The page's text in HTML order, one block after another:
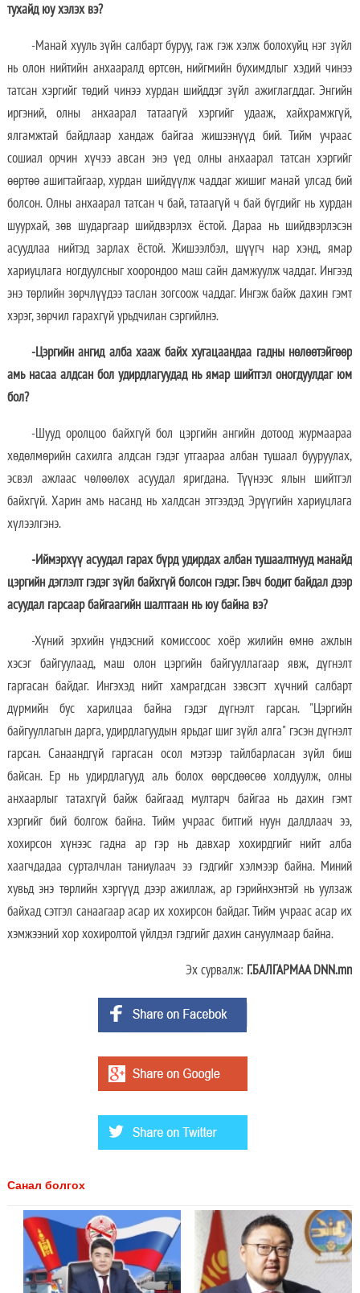
тухайд юу хэлэх вэ?
-Манай хууль зүйн салбарт буруу, гаж гэж хэлж болохуйц нэг зүйл
нь олон нийтийн анхааралд өртсөн, нийгмийн бухимдлыг хэдий чинээ
татсан хэргийг төдий чинээ хурдан шийддэг зүйл ажиглагддаг. Энгийн
иргэний, олны анхаарал татаагүй хэргийг удааж, хайхрамжгүй,
ялгамжтай байдлаар хандаж байгаа жишээнүүд бий. Тийм учраас
сошиал орчин хүчээ авсан энэ үед олны анхаарал татсан хэргийг
өөртөө ашигтайгаар, хурдан шийдүүлж чаддаг жишиг манай улсад бий
болсон. Олны анхаарал татсан ч бай, татаагүй ч бай бүгдийг нь хурдан
шуурхай, зөв шударгаар шийдвэрлэх ёстой. Дараа нь шийдвэрлэсэн
асуудлаа нийтэд зарлах ёстой. Жишээлбэл, шүүгч нар хэнд, ямар
хариуцлага ногдуулсныг хоорондоо маш сайн дамжуулж чаддаг. Ингээд
энэ төрлийн зөрчлүүдээ таслан зогсоож чаддаг. Ингэж байж дахин гэмт
хэрэг, зөрчил гарахгүй урьдчилан сэргийлнэ.
-Цэргийн ангид алба хааж байх хугацаандаа гадны нөлөөтэйгөөр
амь насаа алдсан бол удирдлагуудад нь ямар шийтгэл оногдуулдаг юм
бол?
-Шууд оролцоо байхгүй бол цэргийн ангийн дотоод журмаараа
хөдөлмөрийн сахилга алдсан гэдэг утгаараа албан тушаал бууруулах,
эсвэл ажлаас чөлөөлөх асуудал яригдана. Түүнээс ялын шийтгэл
байхгүй. Харин амь насанд нь халдсан этгээдэд Эрүүгийн хариуцлага
хүлээлгэнэ.
-Иймэрхүү асуудал гарах бүрд удирдах албан тушаалтнууд манайд
цэргийн дэглэлт гэдэг зүйл байхгүй болсон гэдэг. Гэвч бодит байдал дээр
асуудал гарсаар байгаагийн шалтгаан нь юу байна вэ?
-Хүний эрхийн үндэсний комиссоос хоёр жилийн өмнө ажлын
хэсэг байгуулаад, маш олон цэргийн байгууллагаар явж, дүгнэлт
гаргасан байдаг. Ингэхэд нийт хамрагдсан зэвсэгт хүчний салбарт
дүрмийн бус харилцаа байна гэдэг дүгнэлт гарсан. "Цэргийн
байгууллагын дарга, удирдлагуудын ярьдаг шиг зүйл алга" гэсэн дүгнэлт
гарсан. Санаандгүй гаргасан осол мэтээр тайлбарласан зүйл биш
байсан. Ер нь удирдлагууд аль болох өөрсдөөсөө холдуулж, олны
анхаарлыг татахгүй байж байгаад мултарч байгаа нь дахин гэмт
хэргийг бий болгож байна. Тийм учраас битгий нуун далдлаач ээ,
хохирсон хүнээс гадна ар гэр нь давхар хохирдгийг нийт алба
хаагчдадаа сурталчлан таниулаач ээ гэдгийг хэлмээр байна. Миний
хувьд энэ төрлийн хэргүүд дээр ажиллаж, ар гэрийнхэнтэй нь уулзаж
байхад сэтгэл санаагаар асар их хохирсон байдаг. Тийм учраас асар их
хэмжээний хор хохиролтой үйлдэл гэдгийг дахин сануулмаар байна.
Эх сурвалж: Г.БАЛГАРМАА DNN.mn
Санал болгох